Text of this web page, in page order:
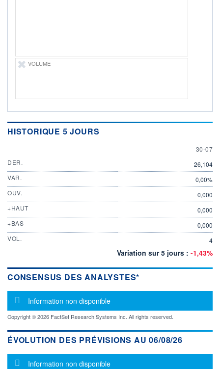
+ PORTEFEUILLE + LISTE
VOLUME
HISTORIQUE 5 JOURS
30 JULY
30-07
DER.
26,104
VAR.
0,00%
OUV.
0,000
+HAUT
0,000
+BAS
0,000
VOL.
4
Variation sur 5 jours : -1,43%
CONSENSUS DES ANALYSTES*
Message d'information
Information non disponible
Copyright © 2026 FactSet Research Systems Inc. All rights reserved.
ÉVOLUTION DES PRÉVISIONS AU 06/08/26
Message d'information
Information non disponible